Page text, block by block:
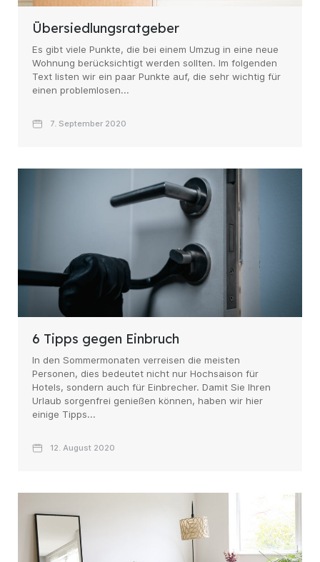
Übersiedlungsratgeber
Es gibt viele Punkte, die bei einem Umzug in eine neue
Wohnung berücksichtigt werden sollten. Im folgenden
Text listen wir ein paar Punkte auf, die sehr wichtig für
einen problemlosen...
7. September 2020
6 Tipps gegen Einbruch
In den Sommermonaten verreisen die meisten
Personen, dies bedeutet nicht nur Hochsaison für
Hotels, sondern auch für Einbrecher. Damit Sie Ihren
Urlaub sorgenfrei genießen können, haben wir hier
einige Tipps...
12. August 2020